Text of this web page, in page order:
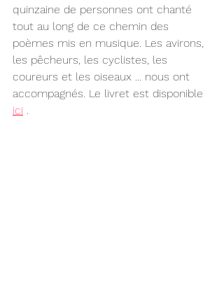
quinzaine de personnes ont chanté
tout au long de ce chemin des
poèmes mis en musique. Les avirons,
les pêcheurs, les cyclistes, les
coureurs et les oiseaux ... nous ont
accompagnés. Le livret est disponible
ici